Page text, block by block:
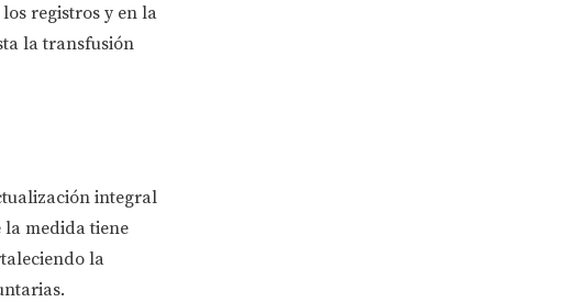
registros y en la
la transfusión
integral
medida tiene
la